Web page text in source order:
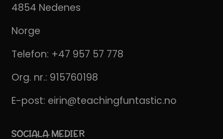
4854 Nedenes
Norge
Telefon: +47 957 57 778
Org. nr.: 915760198
E-post: eirin@teachingfuntastic.no
SOCIALA MEDIER